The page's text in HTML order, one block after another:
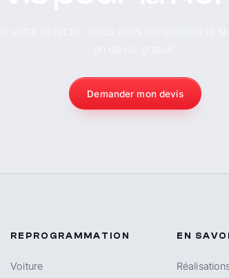
Demander mon devis
REPROGRAMMATION
Voiture
EN